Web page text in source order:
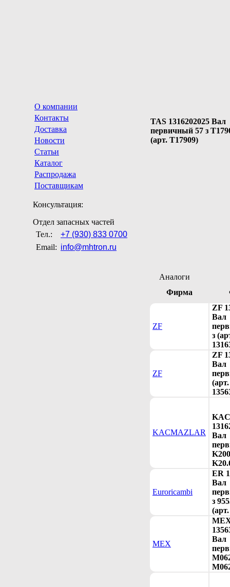
О компании
Контакты
Доставка
Новости
Статьи
Каталог
Распродажа
Поставщикам
Консультация:
Отдел запасных частей
Тел.:
+7 (930) 833 0700
Email: info@mhtron.ru
TAS 1316202025 Вал
первичный 57 з
(арт. T17909)
Аналоги
Фирма
ZF
ZF
Вал
з
ZF
ZF
Вал
(арт.
KACMAZLAR
Вал
Euroricambi
ER
Вал
з
MEX
Вал